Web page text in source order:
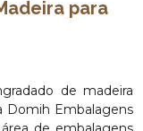
para
de madeira
Domih Embalagens